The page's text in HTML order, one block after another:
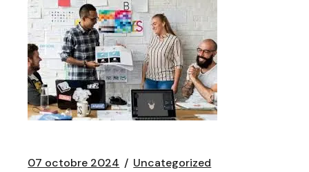
07 octobre 2024 Uncategorized